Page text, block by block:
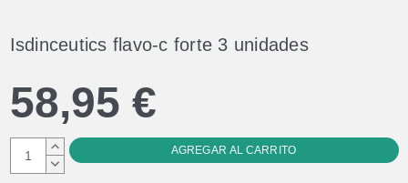
Isdinceutics flavo-c forte 3 unidades
58,95 €
AUMENTAR
CANTIDAD:
DISMINUIR